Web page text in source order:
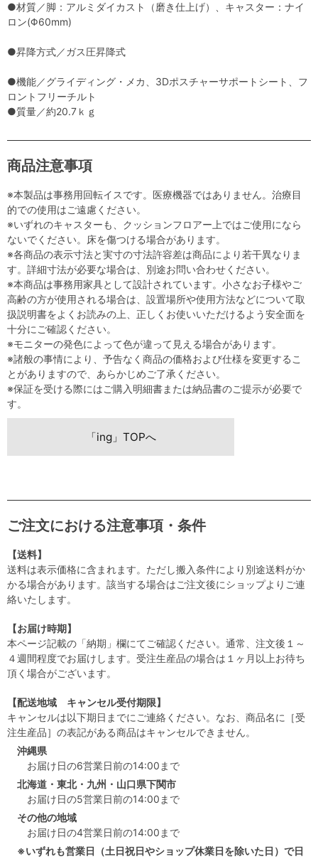
●材質／脚：アルミダイカスト（磨き仕上げ）、キャスター：ナイ
ロン(Φ60mm)
●昇降方式／ガス圧昇降式
●機能／グライディング・メカ、3Dポスチャーサポートシート、フ
ロントフリーチルト
●質量／約20.7ｋｇ
商品注意事項
※本製品は事務用回転イスです。医療機器ではありません。治療目
的での使用はご遠慮ください。
※いずれのキャスターも、クッションフロアー上ではご使用になら
ないでください。床を傷つける場合があります。
※各商品の表示寸法と実寸の寸法許容差は商品により若干異なりま
す。詳細寸法が必要な場合は、別途お問い合わせください。
※本商品は事務用家具として設計されています。小さなお子様やご
高齢の方が使用される場合は、設置場所や使用方法などについて取
扱説明書をよくお読みの上、正しくお使いいただけるよう安全面を
十分にご確認ください。
※モニターの発色によって色が違って見える場合があります。
※諸般の事情により、予告なく商品の価格および仕様を変更するこ
とがありますので、あらかじめご了承ください。
※保証を受ける際にはご購入明細書または納品書のご提示が必要で
す。
「ing」TOPへ
ご注文における注意事項・条件
【送料】
送料は表示価格に含まれます。ただし搬入条件により別途送料がか
かる場合があります。該当する場合はご注文後にショップよりご連
絡いたします。
【お届け時期】
本ページ記載の「納期」欄にてご確認ください。通常、注文後１～
４週間程度でお届けします。受注生産品の場合は１ヶ月以上お待ち
頂く場合がございます。
【配送地域 キャンセル受付期限】
キャンセルは以下期日までにご連絡ください。なお、商品名に［受
注生産品］の表記がある商品はキャンセルできません。
沖縄県
お届け日の6営業日前の14:00まで
北海道・東北・九州・山口県下関市
お届け日の5営業日前の14:00まで
その他の地域
お届け日の4営業日前の14:00まで
※いずれも営業日（土日祝日やショップ休業日を除いた日）で日